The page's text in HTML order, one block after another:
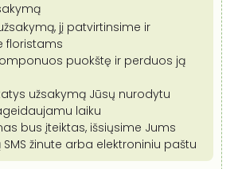
jį patvirtinsime ir
floristams
puokštę ir perduos ją
užsakymą Jūsų nurodytu
laiku
bus įteiktas, išsiųsime Jums
žinute arba elektroniniu paštu